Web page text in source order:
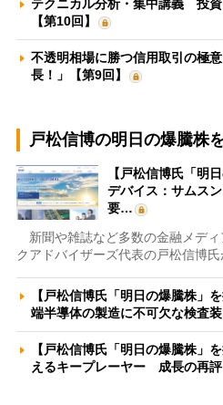
テクニカル分析・集中講義 投資
【第10回】
不透明相場に勝つ信用取引の極
長！」【第9回】
戸松信博の明日の爆騰株
【戸松信博氏「明
デバイス：サムス
要…
新聞や雑誌など多数の金融メデ
クアドバイザーズ代表の戸松信博
【戸松信博氏「明日の爆騰株」
端半導体の製造に不可欠な検査
【戸松信博氏「明日の爆騰株」
えるキープレーヤー 成長の再